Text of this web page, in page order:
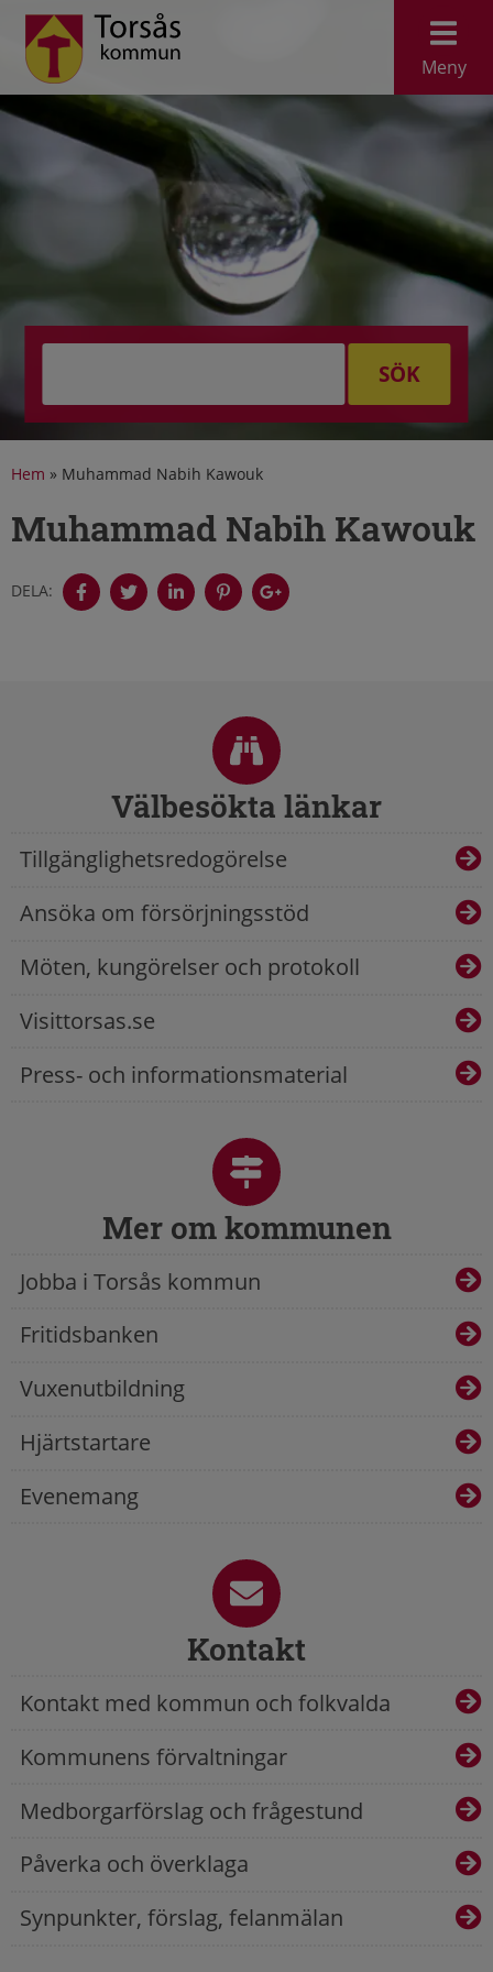
Meny
SÖK
Hem » Muhammad Nabih Kawouk
Muhammad Nabih Kawouk
DELA:
Välbesökta länkar
Tillgänglighetsredogörelse
Ansöka om försörjningsstöd
Möten, kungörelser och protokoll
Visittorsas.se
Press- och informationsmaterial
Mer om kommunen
Jobba i Torsås kommun
Fritidsbanken
Vuxenutbildning
Hjärtstartare
Evenemang
Kontakt
Kontakt med kommun och folkvalda
Kommunens förvaltningar
Medborgarförslag och frågestund
Påverka och överklaga
Synpunkter, förslag, felanmälan